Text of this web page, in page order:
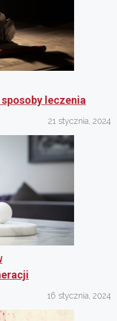
leczenia
21 stycznia, 2024
16 stycznia, 2024